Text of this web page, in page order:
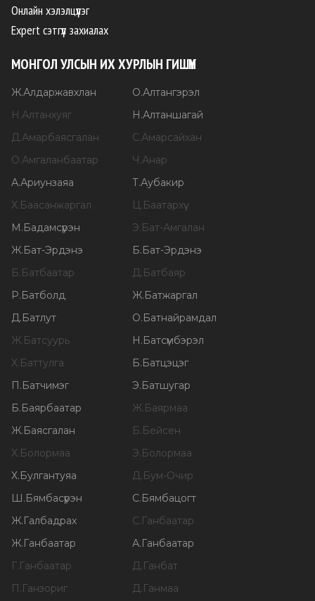
Онлайн хэлэлцүүлэг
Expert сэтгүүл захиалах
МОНГОЛ УЛСЫН ИХ ХУРЛЫН ГИШҮҮН
Ж.Алдаржавхлан О.Алтангэрэл
Н.Алтанхуяг Н.Алтаншагай
Д.Амарбаясгалан С.Амарсайхан
О.Амгаланбаатар Ч.Анар
А.Ариунзаяа Т.Аубакир
Х.Баасанжаргал Ц.Баатархүү
М.Бадамсүрэн Э.Бат-Амгалан
Ж.Бат-Эрдэнэ Б.Бат-Эрдэнэ
Б.Батбаатар Д.Батбаяр
Р.Батболд Ж.Батжаргал
Д.Батлут О.Батнайрамдал
Ж.Батсуурь Н.Батсүмбэрэл
Х.Баттулга Б.Батцэцэг
П.Батчимэг Э.Батшугар
Б.Баярбаатар Ж.Баярмаа
Ж.Баясгалан Б.Бейсен
Х.Болормаа Э.Болормаа
Х.Булгантуяа Д.Бум-Очир
Ш.Бямбасүрэн С.Бямбацогт
Ж.Галбадрах С.Ганбаатар
Ж.Ганбаатар А.Ганбаатар
Г.Ганбаатар Д.Ганбат
П.Ганзориг Д.Ганмаа